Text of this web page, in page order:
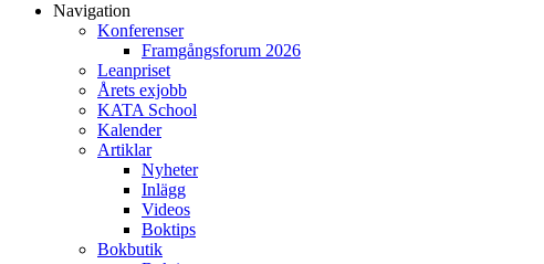
Navigation
Konferenser
Framgångsforum 2026
Leanpriset
Årets exjobb
KATA School
Kalender
Artiklar
Nyheter
Inlägg
Videos
Boktips
Bokbutik